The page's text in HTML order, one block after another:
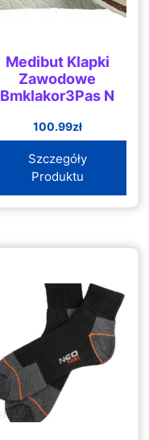
Medibut Klapki
Zawodowe
Bmklakor3Pas N
100.99zł
Szczegóły
Produktu